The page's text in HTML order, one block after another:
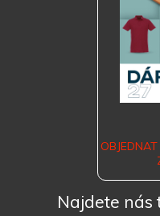
Najdete nás